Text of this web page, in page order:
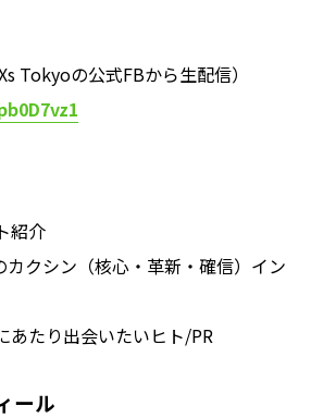
Tokyoの公式FBから生配信）
紹介
クシン（核心・革新・確信）イン
あたり出会いたいヒト/PR
ール